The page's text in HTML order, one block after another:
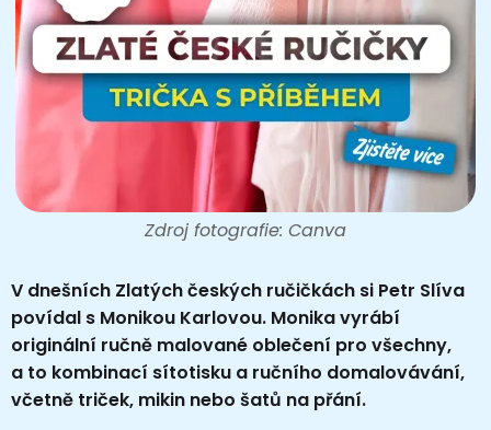
Zdroj fotografie: Canva
V dnešních Zlatých českých ručičkách si Petr Slíva
povídal s Monikou Karlovou. Monika vyrábí
originální ručně malované oblečení pro všechny,
a to kombinací sítotisku a ručního domalovávání,
včetně triček, mikin nebo šatů na přání.